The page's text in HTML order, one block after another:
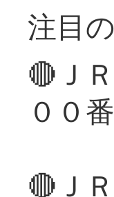
注目
🔴Ｊ
００
🔴Ｊ